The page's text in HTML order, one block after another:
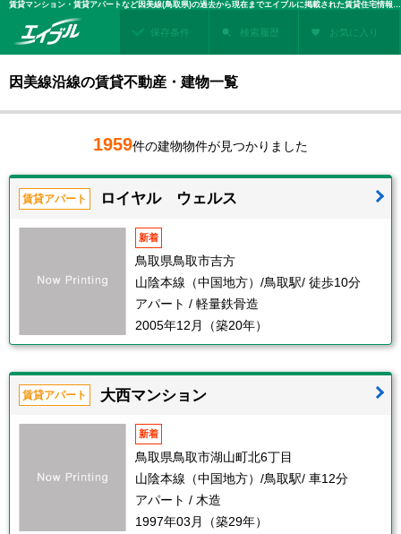
賃貸マンション・賃貸アパートなど因美線(鳥取県)の過去から現在までエイブルに掲載された賃貸住宅情報・建物情報を検索！不動産賃貸を探すなら、お部屋探しのエイブル
保存条件 検索履歴 お気に入り
因美線沿線の賃貸不動産・建物一覧
1959件の建物物件が見つかりました
賃貸アパート ロイヤル ウェルス
新着
鳥取県鳥取市吉方
山陰本線（中国地方）/鳥取駅/ 徒歩10分
アパート / 軽量鉄骨造
2005年12月（築20年）
賃貸アパート 大西マンション
新着
鳥取県鳥取市湖山町北6丁目
山陰本線（中国地方）/鳥取駅/ 車12分
アパート / 木造
1997年03月（築29年）